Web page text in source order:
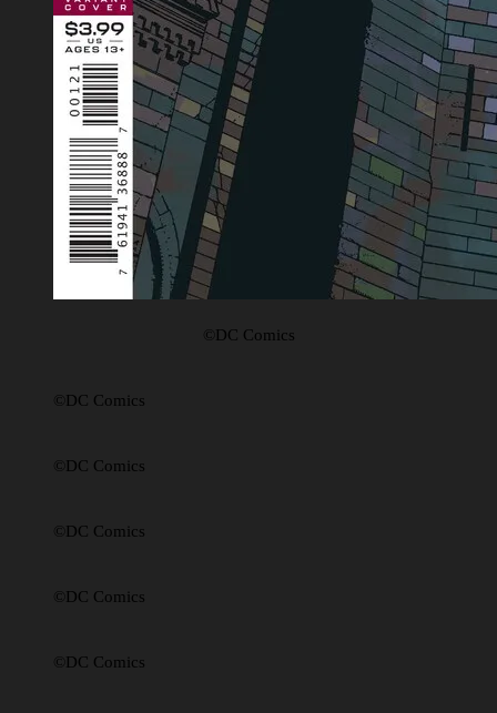
©DC Comics
©DC Comics
©DC Comics
©DC Comics
©DC Comics
©DC Comics